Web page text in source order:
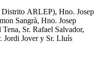
Distrito ARLEP), Hno. Josep
Sangrà, Hno. Josep
Sr. Rafael Salvador,
Jordi Jover y Sr. Lluís